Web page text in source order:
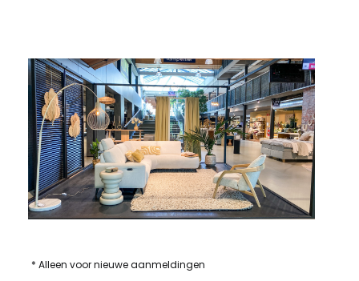
* Alleen voor nieuwe aanmeldingen